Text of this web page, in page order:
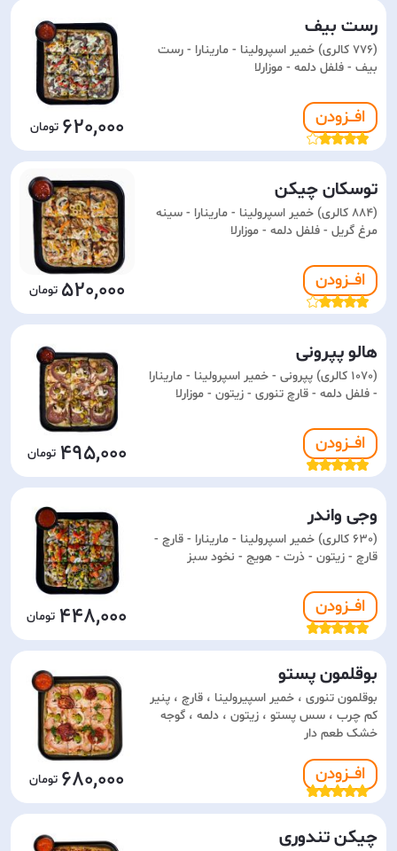
رست بیف
(776 کالری) خمیر اسپرولینا - مارینارا - رست
بیف - فلفل دلمه - موزارلا
افـــزودن 620,000
توسکان چیکن
(884 کالری) خمیر اسپرولینا - مارینارا - سینه
مرغ گریل - فلفل دلمه - موزارلا
افـــزودن 520,000
هالو پپرونی
(1070 کالری) پپرونی - خمیر اسپرولینا - مارینارا
- فلفل دلمه - قارچ تنوری - زیتون - موزارلا
افـــزودن 495,000
وجی واندر
(630 کالری) خمیر اسپرولینا - مارینارا - قارچ -
قارچ - زیتون - ذرت - هویج - نخود سبز
افـــزودن 448,000
بوقلمون پستو
بوقلمون تنوری ، خمیر اسپیرولینا ، قارچ ، پنیر
کم چرب ، سس پستو ، زیتون ، دلمه ، گوجه
خشک طعم دار
افـــزودن 680,000
چیکن تندوری